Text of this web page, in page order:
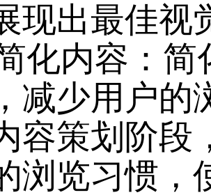
现出最佳视
化内容：简
减少用户的
容策划阶段
浏览习惯，